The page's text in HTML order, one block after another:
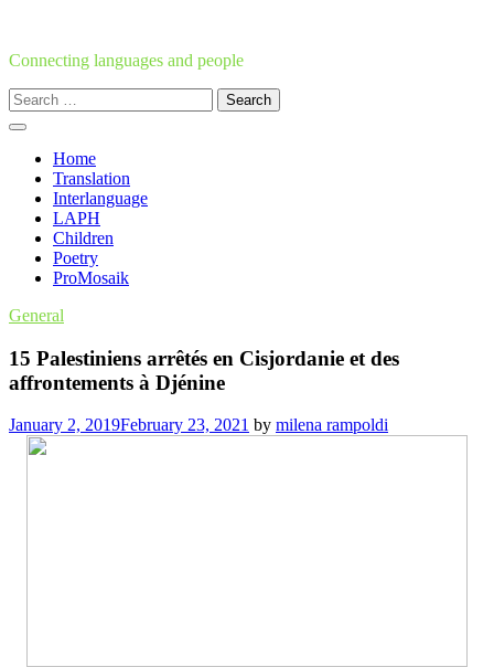
content
Connecting languages and people
Search
for:
Home
Translation
Interlanguage
LAPH
Children
Poetry
ProMosaik
General
15 Palestiniens arrêtés en Cisjordanie et des
affrontements à Djénine
January 2, 2019February 23, 2021 by milena rampoldi